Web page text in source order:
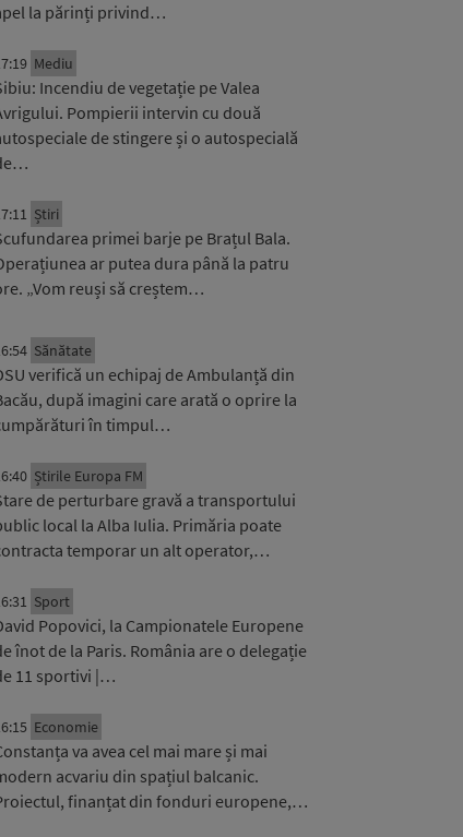
la părinți privind…
Mediu
Incendiu de vegetație pe Valea
Pompierii intervin cu două
de stingere și o autospecială
Știri
primei barje pe Brațul Bala.
ar putea dura până la patru
„Vom reuși să creștem…
Sănătate
verifică un echipaj de Ambulanță din
după imagini care arată o oprire la
în timpul…
Știrile Europa FM
de perturbare gravă a transportului
local la Alba Iulia. Primăria poate
temporar un alt operator,…
Sport
Popovici, la Campionatele Europene
înot de la Paris. România are o delegație
11 sportivi |…
Economie
va avea cel mai mare și mai
acvariu din spațiul balcanic.
finanțat din fonduri europene,…